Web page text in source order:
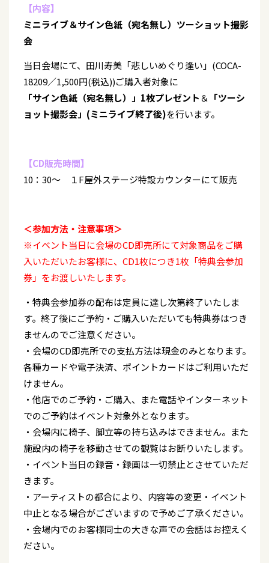
【内容】
ミニライブ＆サイン色紙（宛名無し）ツーショット撮影
会
当日会場にて、田川寿美「悲しいめぐり逢い」(COCA-
18209／1,500円(税込))ご購入者対象に
「サイン色紙（宛名無し）」1枚プレゼント ＆ 「ツーシ
ョット撮影会」(ミニライブ終了後)を行います。
【CD販売時間】
10：30～ １F屋外ステージ特設カウンターにて販売
＜参加方法・注意事項＞
※イベント当日に会場のCD即売所にて対象商品をご購
入いただいたお客様に、CD1枚につき1枚「特典会参加
券」をお渡しいたします。
・特典会参加券の配布は定員に達し次第終了いたしま
す。終了後にご予約・ご購入いただいても特典券はつき
ませんのでご注意ください。
・会場のCD即売所での支払方法は現金のみとなります。
各種カードや電子決済、ポイントカードはご利用いただ
けません。
・他店でのご予約・ご購入、また電話やインターネット
でのご予約はイベント対象外となります。
・会場内に椅子、脚立等の持ち込みはできません。また
施設内の椅子を移動させての観覧はお断りいたします。
・イベント当日の録音・録画は一切禁止とさせていただ
きます。
・アーティストの都合により、内容等の変更・イベント
中止となる場合がございますので予めご了承ください。
・会場内でのお客様同士の大きな声での会話はお控えく
ださい。